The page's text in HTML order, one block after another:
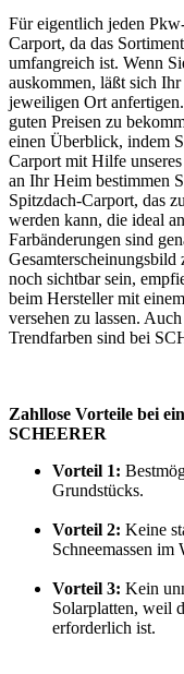
Für eigentlich jeden
Carport, da das
umfangreich ist. Wenn
auskommen, läßt sich
jeweiligen Ort
guten Preisen zu
einen Überblick, indem
Carport mit Hilfe
an Ihr Heim bestimmen
Spitzdach-Carport, das
werden kann, die ideal
Farbänderungen sind
noch sichtbar sein,
beim Hersteller mit
versehen zu lassen.
Trendfarben sind bei
Zahllose Vorteile bei
SCHEERER
Vorteil 1:
Grundstücks.
Vorteil 2: Keine
Schneemassen im
Vorteil 3: Kein
Solarplatten, weil
erforderlich ist.